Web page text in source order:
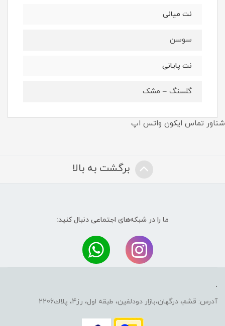
نت ميانى
سوسن
نت پايانى
گلسنگ – مشک
شناور تماس ایکون واتس اپ
برگشت به بالا
ما را در شبکه‌های اجتماعی دنبال کنید:
.
آدرس: قشم، درگهان،بازار دودلفين، طبقه اول، رز4، پلاك2206